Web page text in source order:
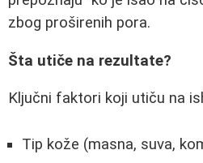
zbog proširenih pora.
Šta utiče na rezultate?
Ključni faktori koji utiču na
Tip kože (masna, suva,